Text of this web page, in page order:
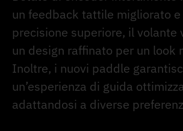
un feedback tattile migliorato e
precisione superiore, il volante
un design raffinato per un look
Inoltre, i nuovi paddle
un’esperienza di guida
adattandosi a diverse